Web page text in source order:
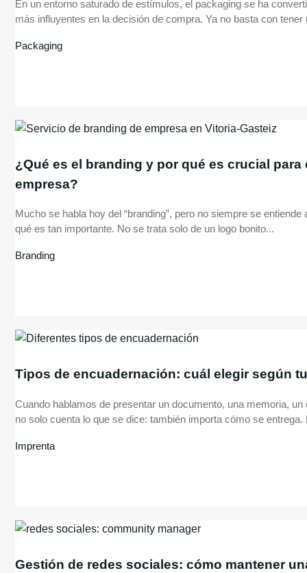
En un entorno saturado de estímulos, el packaging se ha
más influyentes en la decisión de compra. Ya no basta con tener
Packaging
¿Qué es el branding y por qué es crucial para
empresa?
Mucho se habla hoy del “branding”, pero no siempre se
qué es tan importante. No se trata solo de un logo bonito...
Branding
Tipos de encuadernación: cuál elegir según
Cuando hablamos de presentar un documento, una memoria,
no solo cuenta lo que se dice: también importa cómo se
Imprenta
Gestión de redes sociales: cómo mantener